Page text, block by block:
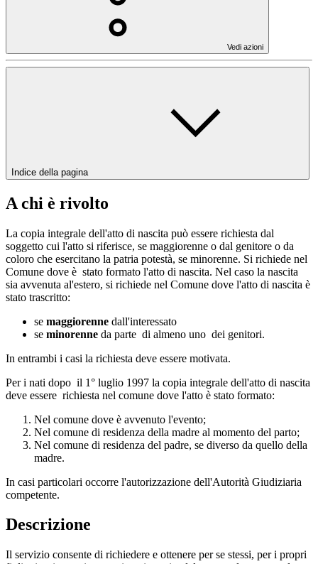
Vedi azioni
Indice della pagina
A chi è rivolto
La copia integrale dell'atto di nascita può essere richiesta dal
soggetto cui l'atto si riferisce, se maggiorenne o dal genitore o da
coloro che esercitano la patria potestà, se minorenne. Si richiede nel
Comune dove è stato formato l'atto di nascita. Nel caso la nascita
sia avvenuta al'estero, si richiede nel Comune dove l'atto di nascita è
stato trascritto:
se maggiorenne dall'interessato
se minorenne da parte di almeno uno dei genitori.
In entrambi i casi la richiesta deve essere motivata.
Per i nati dopo il 1° luglio 1997 la copia integrale dell'atto di nascita
deve essere richiesta nel comune dove l'atto è stato formato:
Nel comune dove è avvenuto l'evento;
Nel comune di residenza della madre al momento del parto;
Nel comune di residenza del padre, se diverso da quello della
madre.
In casi particolari occorre l'autorizzazione dell'Autorità Giudiziaria
competente.
Descrizione
Il servizio consente di richiedere e ottenere per se stessi, per i propri